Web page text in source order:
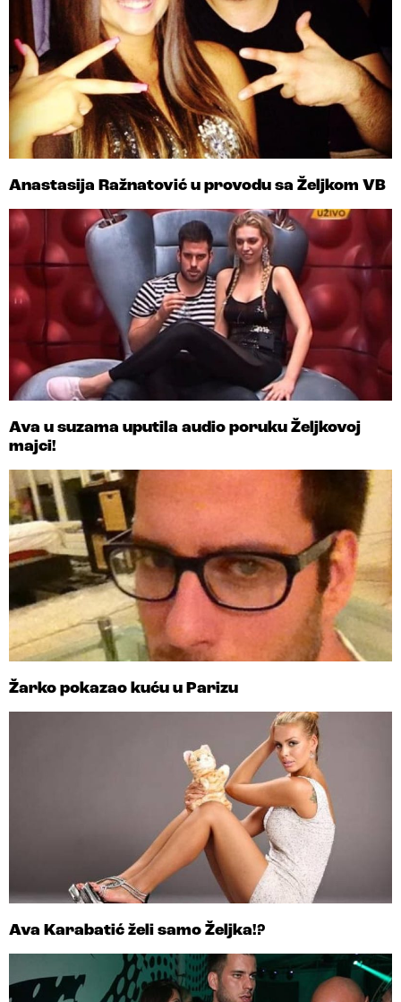
Anastasija Ražnatović u provodu sa Željkom VB
Ava u suzama uputila audio poruku Željkovoj
majci!
Žarko pokazao kuću u Parizu
Ava Karabatić želi samo Željka!?